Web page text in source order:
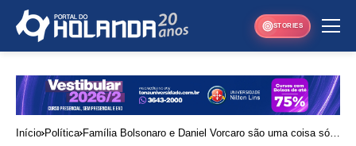
STORIES
Início Política Família Bolsonaro e Daniel Vorcaro são uma coisa só,